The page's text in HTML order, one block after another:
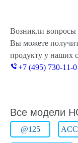
Возникли
Вы можете
продукту у наших
+7 (495) 730-11-
Все модели
@125